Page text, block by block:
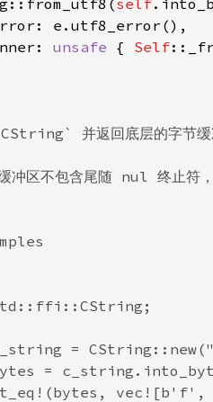
self
e.utf8_error(),
unsafe { Self
并返回底层的字节缓
区不包含尾随 nul 终止符
=
=
vec![b'f',